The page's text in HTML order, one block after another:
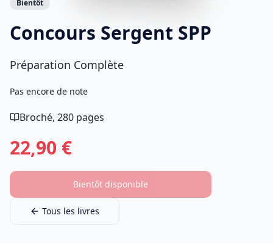
Bientôt
Concours Sergent SPP
Préparation Complète
Pas encore de note
Broché, 280 pages
22,90 €
Bientôt disponible
Tous les livres